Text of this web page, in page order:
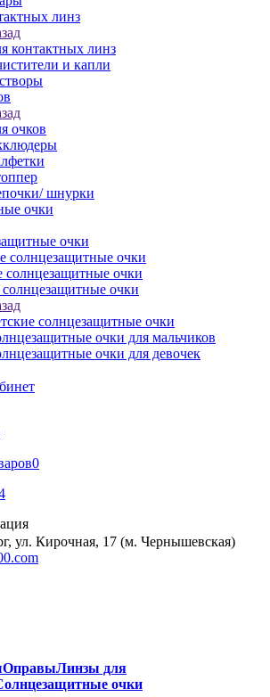
линз
контактных линз
и капли
очков
шнурки
очки
очки
солнцезащитные очки
солнцезащитные очки
солнцезащитные очки
солнцезащитные очки
очки для мальчиков
очки для девочек
0
ул. Кирочная, 17 (м. Чернышевская)
ОправыЛинзы для
очки